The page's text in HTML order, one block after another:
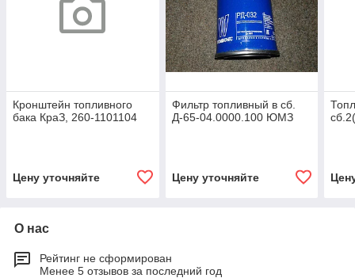
Кронштейн топливного
бака КраЗ, 260-1101104
Цену уточняйте
Фильтр топливный в сб.
Д-65-04.0000.100 ЮМЗ
Цену уточняйте
О нас
Рейтинг не сформирован
Менее 5 отзывов за последний год